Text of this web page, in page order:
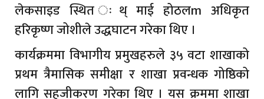
लेकसाइड स्थित ःथ् माई होठलm अधिकृत
हरिकृष्ण जोशीले उद्धघाटन गरेका थिए ।
कार्यक्रममा विभागीय प्रमुखहरुले ३५ वटा शाखाको
प्रथम त्रैमासिक समीक्षा र शाखा प्रवन्धक गोष्ठिको
लागि सहजीकरण गरेका थिए । यस क्रममा शाखा